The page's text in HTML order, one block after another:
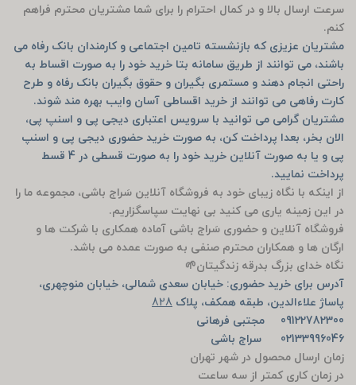
سرعت ارسال بالا و در کمال احترام را برای شما مشتریان محترم فراهم
کنم.
مشتریان عزیزی که بازنشسته تامین اجتماعی و کارمندان بانک رفاه می
باشند، می توانند از طریق سامانه بتا خرید خود را به صورت اقساط به
راحتی انجام دهند و مستمری بگیران و حقوق بگیران بانک رفاه و طرح
کارت رفاهی می توانند از خرید اقساطی آسان وایب بهره مند شوند.
مشتریان گرامی می توانید با سرویس اعتباری دیجی پی و اسنپ پی،
الان بخر، بعدا پرداخت کن، به صورت خرید حضوری دیجی پی و اسنپ
پی و یا به صورت آنلاین خرید خود را به صورت قسطی در 4 قسط
پرداخت نمایید.
از اینکه با نگاه زیبای خود به فروشگاه آنلاین سَراج باشی، مجموعه ما را
در این زمینه یاری می کنید بی نهایت سپاسگزاریم.
فروشگاه آنلاین و حضوری سَراج باشی آماده همکاری با شرکت ها و
ارگان ها و همکاران محترم صنفی به صورت عمده می باشد.
نگاه خدای بزرگ بدرقه زندگیتان🌱
آدرس برای خرید حضوری: خیابان سعدی شمالی، خیابان منوچهری،
پاساژ علاءالدین، طبقه همکف، پلاک 828
09122782300 مجتبی فرهانی
02133996046 سراج باشی
زمان ارسال محصول در شهر تهران
در زمان کاری کمتر از سه ساعت